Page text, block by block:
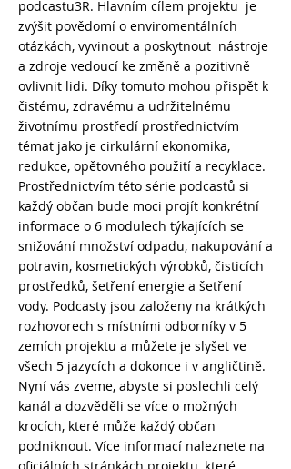
podcastu3R. Hlavním cílem projektu je
zvýšit povědomí o enviromentálních
otázkách, vyvinout a poskytnout nástroje
a zdroje vedoucí ke změně a pozitivně
ovlivnit lidi. Díky tomuto mohou přispět k
čistému, zdravému a udržitelnému
životnímu prostředí prostřednictvím
témat jako je cirkulární ekonomika,
redukce, opětovného použití a recyklace.
Prostřednictvím této série podcastů si
každý občan bude moci projít konkrétní
informace o 6 modulech týkajících se
snižování množství odpadu, nakupování a
potravin, kosmetických výrobků, čisticích
prostředků, šetření energie a šetření
vody. Podcasty jsou založeny na krátkých
rozhovorech s místními odborníky v 5
zemích projektu a můžete je slyšet ve
všech 5 jazycích a dokonce i v angličtině.
Nyní vás zveme, abyste si poslechli celý
kanál a dozvěděli se více o možných
krocích, které může každý občan
podniknout. Více informací naleznete na